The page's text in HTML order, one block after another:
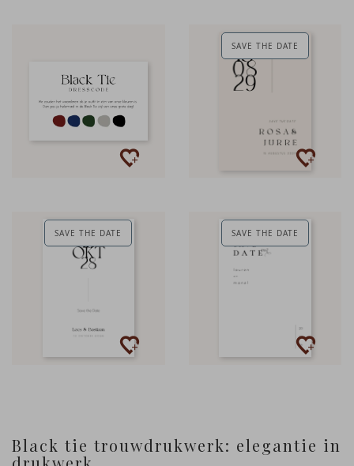
SAVE THE DATE
SAVE THE DATE SAVE THE DATE
Black tie trouwdrukwerk: elegantie in